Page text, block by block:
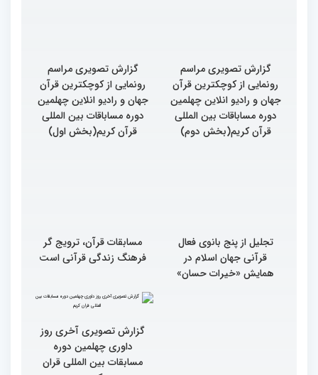
گزارش تصویری مراسم
رونمایی از کوچکترین قرآن
جهان و رادیو انلاین چهلمین
دوره مساباقات بین المللی
قرآن کریم(بخش دوم)
گزارش تصویری مراسم
رونمایی از کوچکترین قرآن
جهان و رادیو انلاین چهلمین
دوره مساباقات بین المللی
قرآن کریم(بخش اول)
تجلیل از پنج بانوی فعال
قرآنی جهان اسلام در
همایش «خیرات حسان»
مسابقات قرآن، ترویج گر
فرهنگ زندگی قرآنی است